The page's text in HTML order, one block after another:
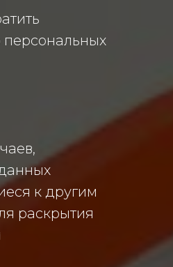
персональных
к другим
раскрытия